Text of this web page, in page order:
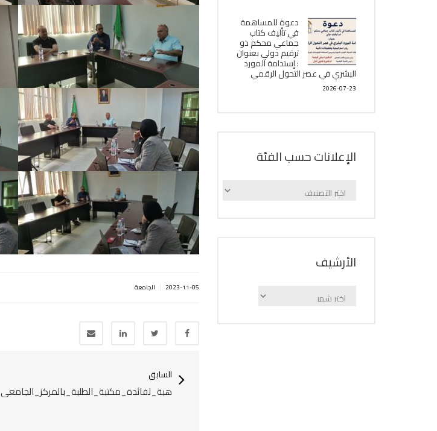
2023-11-05 الجامعة
السابق
هبة_لفائدة_مكتبة_الطلبة_بالمركز_الجامعي
دعوة للمساهمة
في تأليف كتاب
جماعي محكم ذو
ترقيم دولي بعنوان
: إستدامة المورد
البشري في عصر التحول الرقمي
2026-07-23
الإعلانات حسب الفئة
الإعلانات
اﻷرشيف
اﻷرشيف